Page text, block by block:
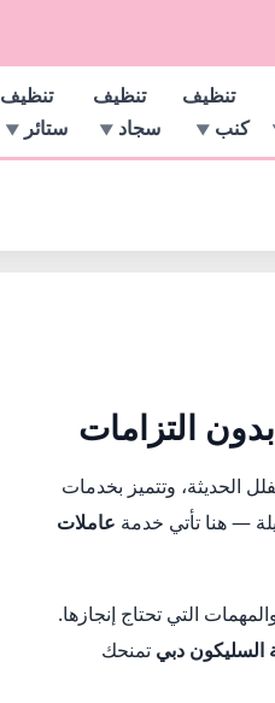
تنظيف
كنب
تنظيف
سجاد
تنظيف
ستائر
التزامات
الحديثة، وتتميز بخدمات
— هنا تأتي خدمة عاملات
التي تحتاج إنجازها.
السليكون دبي تمنحك